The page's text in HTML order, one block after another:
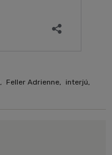
Feller Adrienne interjú